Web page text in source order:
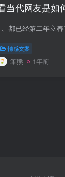
当代网友是如
情感文案
笨熊 1年前